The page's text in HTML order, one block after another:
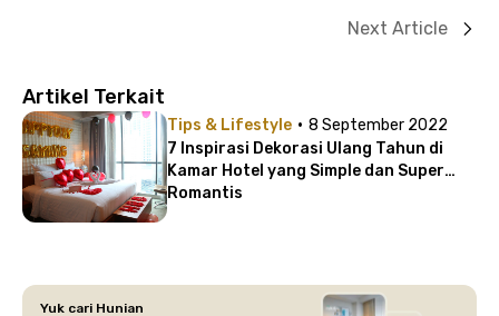
Next Article
Artikel Terkait
Tips & Lifestyle · 8 September 2022
7 Inspirasi Dekorasi Ulang Tahun di
Kamar Hotel yang Simple dan Super
Romantis
Yuk cari Hunian